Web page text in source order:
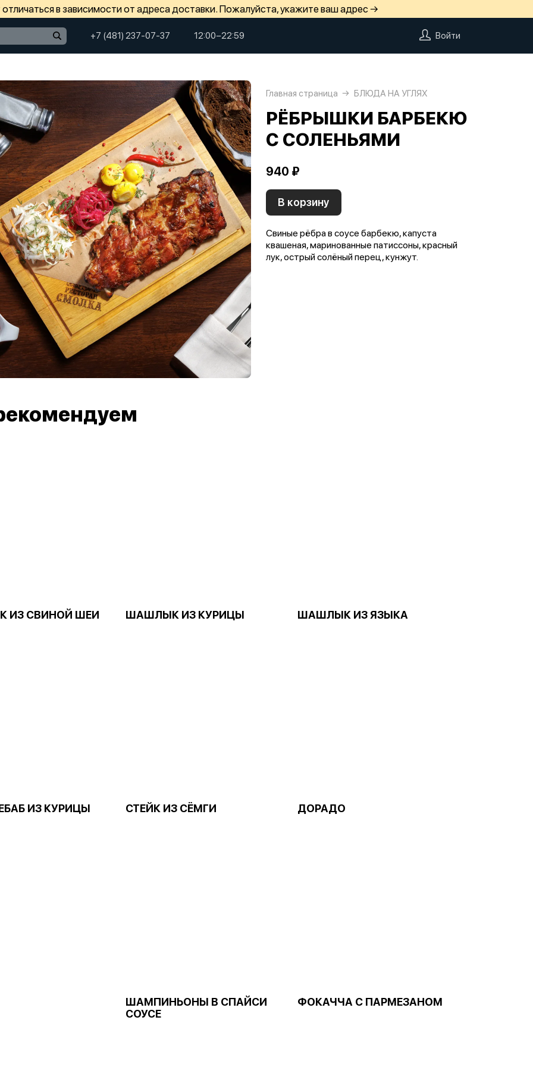
в зависимости от адреса доставки. Пожалуйста, укажите ваш адрес →
+7 (481) 237-07-37 12:00−22:59 Войти
Главная страница БЛЮДА НА УГЛЯХ
РЁБРЫШКИ БАРБЕКЮ
С СОЛЕНЬЯМИ
940 ₽
В корзину
Свиные рёбра в соусе барбекю, капуста
квашеная, маринованные патиссоны, красный
лук, острый солёный перец, кунжут.
ИЗ СВИНОЙ ШЕИ ШАШЛЫК ИЗ КУРИЦЫ ШАШЛЫК ИЗ ЯЗЫКА
ИЗ КУРИЦЫ СТЕЙК ИЗ СЁМГИ ДОРАДО
ШАМПИНЬОНЫ В СПАЙСИ
СОУСЕ
ФОКАЧЧА С ПАРМЕЗАНОМ